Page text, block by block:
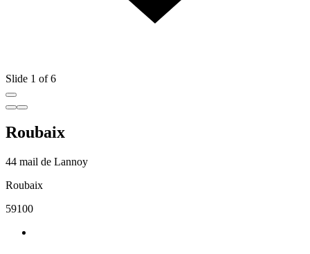
Slide 1 of 6
Roubaix
44 mail de Lannoy
Roubaix
59100